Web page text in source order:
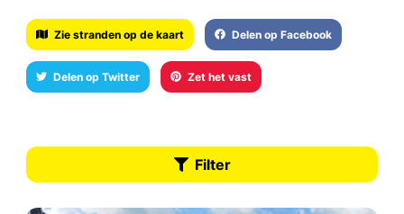
Zie stranden op de kaart Delen op Facebook
Delen op Twitter Zet het vast
Filter